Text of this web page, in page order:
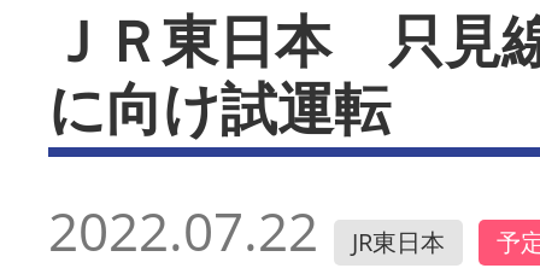
ＪＲ東日本 只見
に向け試運転
2022.07.22 JR東日本 予